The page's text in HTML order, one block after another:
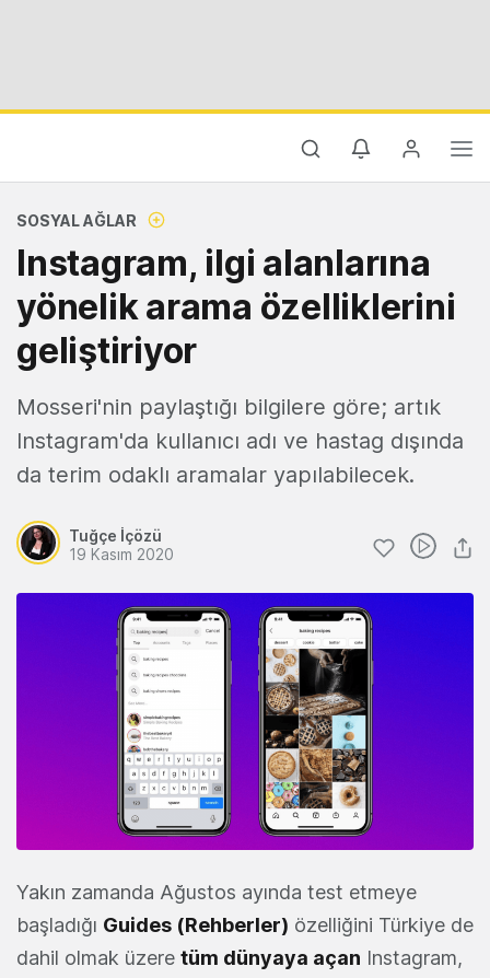
SOSYAL AĞLAR
Instagram, ilgi alanlarına
yönelik arama özelliklerini
geliştiriyor
Mosseri'nin paylaştığı bilgilere göre; artık
Instagram'da kullanıcı adı ve hastag dışında
da terim odaklı aramalar yapılabilecek.
Tuğçe İçözü
19 Kasım 2020
Yakın zamanda Ağustos ayında test etmeye
başladığı Guides (Rehberler) özelliğini Türkiye de
dahil olmak üzere tüm dünyaya açan Instagram,